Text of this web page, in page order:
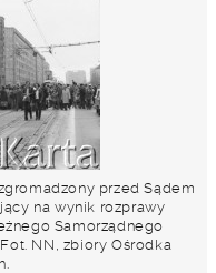
przed Sądem
na wynik rozprawy
Samorządnego
NN, zbiory Ośrodka